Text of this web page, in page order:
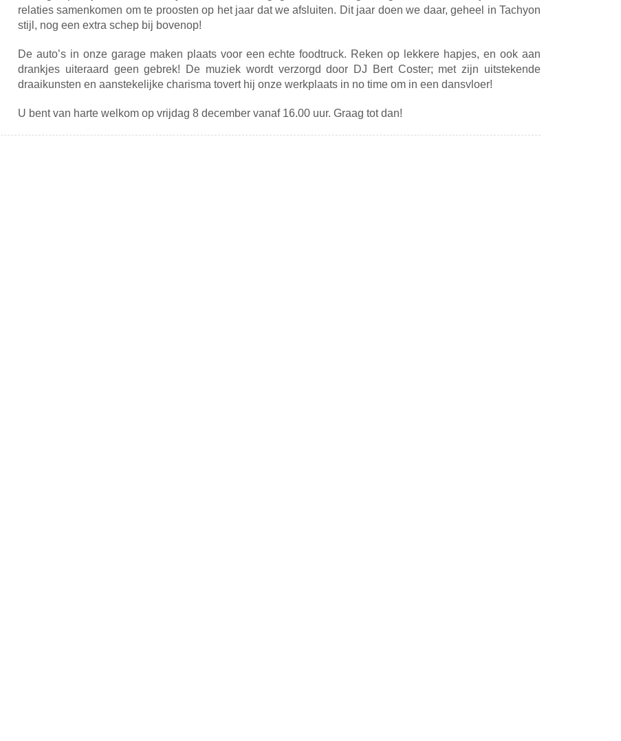
relaties samenkomen om te proosten op het jaar dat we afsluiten. Dit jaar doen we daar, geheel in Tachyon
stijl, nog een extra schep bij bovenop!
De auto’s in onze garage maken plaats voor een echte foodtruck. Reken op lekkere hapjes, en ook aan
drankjes uiteraard geen gebrek! De muziek wordt verzorgd door DJ Bert Coster; met zijn uitstekende
draaikunsten en aanstekelijke charisma tovert hij onze werkplaats in no time om in een dansvloer!
U bent van harte welkom op vrijdag 8 december vanaf 16.00 uur. Graag tot dan!